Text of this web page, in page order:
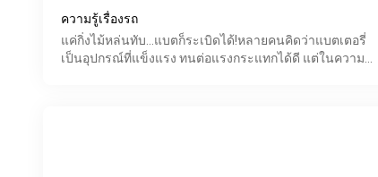
ความรู้เรื่องรถ
แค่กิ่งไม้หล่นทับ...แบตก็ระเบิดได้!หลายคนคิดว่าแบตเตอรี่
เป็นอุปกรณ์ที่แข็งแรง ทนต่อแรงกระแทกได้ดี แต่ในความ